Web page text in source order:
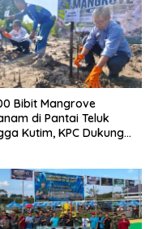
Bibit Mangrove
di Pantai Teluk
Kutim, KPC Dukung